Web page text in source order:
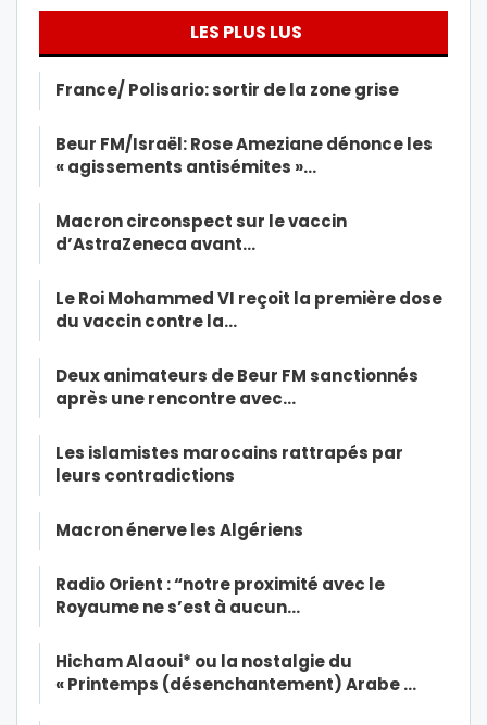
LES PLUS LUS
France/ Polisario: sortir de la zone grise
Beur FM/Israël: Rose Ameziane dénonce les
« agissements antisémites »…
Macron circonspect sur le vaccin
d’AstraZeneca avant…
Le Roi Mohammed VI reçoit la première dose
du vaccin contre la…
Deux animateurs de Beur FM sanctionnés
après une rencontre avec…
Les islamistes marocains rattrapés par
leurs contradictions
Macron énerve les Algériens
Radio Orient : “notre proximité avec le
Royaume ne s’est à aucun…
Hicham Alaoui* ou la nostalgie du
« Printemps (désenchantement) Arabe …